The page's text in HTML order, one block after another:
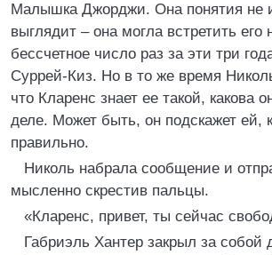
Малышка Джорджи. Она понятия не
выглядит – она могла встретить его
бессчетное число раз за эти три
Суррей-Киз. Но в то же время
что Кларенс знает ее такой, какова
деле. Может быть, он подскажет ей,
правильно.
Николь набрала сообщение и
мысленно скрестив пальцы.
«Кларенс, привет, ты сейчас
Габриэль Хантер закрыл за собой